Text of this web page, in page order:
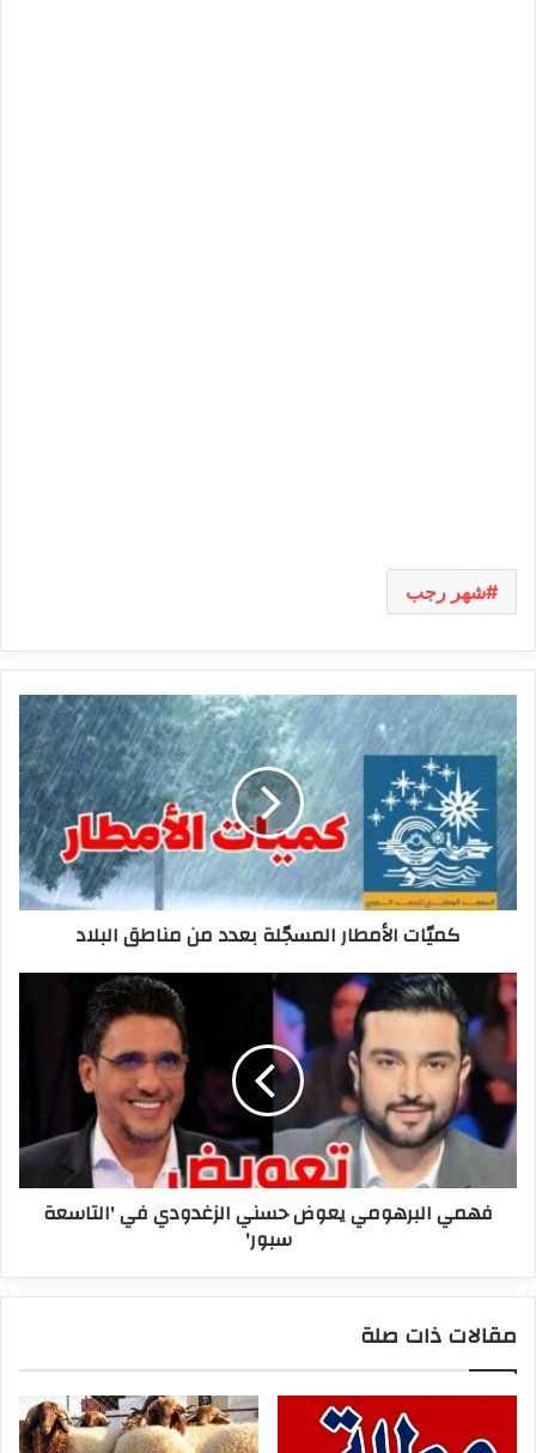
شهر رجب
الأمطار
المسجّلة
بعدد
من
مناطق
البلاد
كميّات الأمطار المسجّلة بعدد من مناطق البلاد
فهمي
البرهومي
يعوض
حسني
الزغدودي
في
'التاسعة
سبور'
فهمي البرهومي يعوض حسني الزغدودي في 'التاسعة
سبور'
مقالات ذات صلة